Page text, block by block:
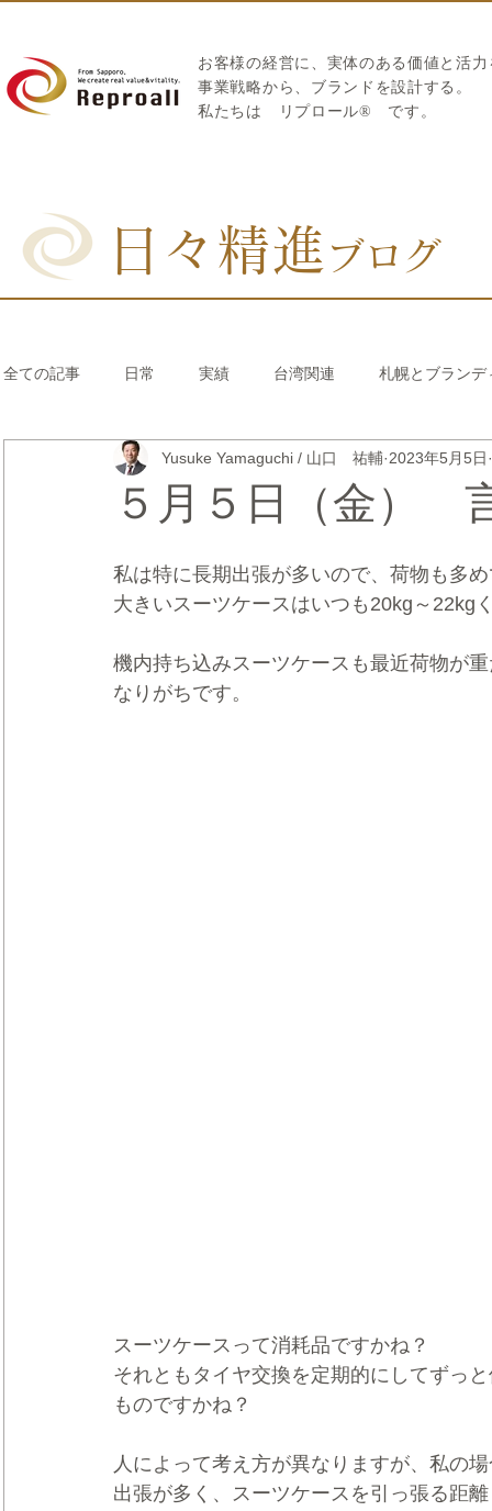
お客様の経営に、実体のある価値と活
​事業戦略から、ブランドを設計する。
私たちは
リプロール® です。
日々精進 ブログ
全ての記事 日常 実績 台湾関連 札幌とブランデ
リブランディング® さとうきび繊維のストロー 中国
５月５日（金）
Yusuke Yamaguchi / 山口 祐輔 2023年5月5日
私は特に長期出張が多いので、荷物も多
大きいスーツケースはいつも20kg～22kg
機内持ち込みスーツケースも最近荷物が
なりがちです。
スーツケースって消耗品ですかね？
それともタイヤ交換を定期的にしてずっ
ものですかね？
人によって考え方が異なりますが、私の
出張が多く、スーツケースを引っ張る距